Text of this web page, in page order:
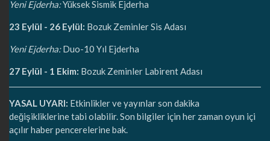
Yeni Ejderha:Yüksek Sismik Ejderha
23 Eylül - 26 Eylül: Bozuk Zeminler Sis Adası
Yeni Ejderha:Duo-10 Yıl Ejderha
27 Eylül - 1 Ekim: Bozuk Zeminler Labirent Adası
YASAL UYARI: Etkinlikler ve yayınlar son dakika
değişikliklerine tabi olabilir. Son bilgiler için her zaman oyun içi
açılır haber pencerelerine bak.